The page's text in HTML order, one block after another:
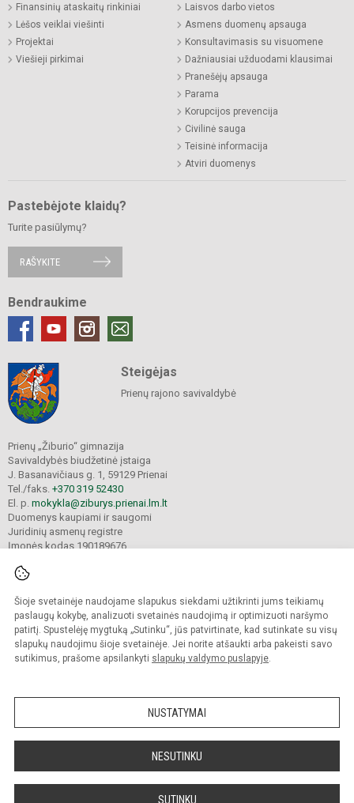
Šioje svetainėje naudojame slapukus siekdami užtikrinti jums teikiamų
paslaugų kokybę, analizuoti svetainės naudojimą ir optimizuoti naršymo
patirtį. Spustelėję mygtuką „Sutinku“, jūs patvirtinate, kad sutinkate su visų
slapukų naudojimu šioje svetainėje. Jei norite atšaukti arba pakeisti savo
sutikimus, prašome apsilankyti slapukų valdymo puslapyje.
NUSTATYMAI
NESUTINKU
SUTINKU
Finansinių ataskaitų rinkiniai
Lėšos veiklai viešinti
Projektai
Viešieji pirkimai
Laisvos darbo vietos
Asmens duomenų apsauga
Konsultavimasis su visuomene
Dažniausiai užduodami klausimai
Pranešėjų apsauga
Parama
Korupcijos prevencija
Civilinė sauga
Teisinė informacija
Atviri duomenys
Pastebėjote klaidų?
Turite pasiūlymų?
RAŠYKITE
Bendraukime
Steigėjas
Prienų rajono savivaldybė
Prienų „Žiburio“ gimnazija
Savivaldybės biudžetinė įstaiga
J. Basanavičiaus g. 1, 59129 Prienai
Tel./faks. +370 319 52430
El. p. mokykla@ziburys.prienai.lm.lt
Duomenys kaupiami ir saugomi
Juridinių asmenų registre
Įmonės kodas 190189676
© 2023 Prienų "Žiburio" gimnazija. Visos teisės saugomos.
Kopijuoti turinį be raštiško gimnazijos sutikimo griežtai draudžiama.
Versija neįgaliesiems Slapukų politika
Sumanus būdas atnaujinti